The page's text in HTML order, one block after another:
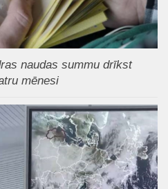
naudas summu drīkst
mēnesi